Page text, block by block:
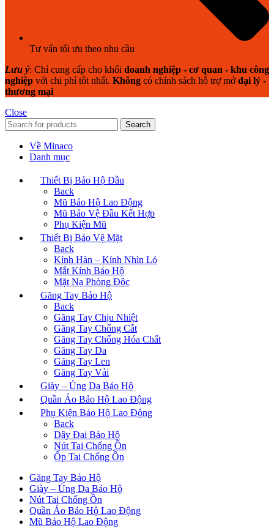
Tư vấn tối ưu theo nhu cầu
Lưu ý: Chỉ cung cấp cho khối doanh nghiệp - cơ quan - khu công
nghiệp với chi phí tốt nhất. Không có chính sách hỗ trợ mởđại lý -
thương mại
Close
Search
Về Minaco
Danh mục
Thiết Bị Bảo Hộ Đầu
Back
Mũ Bảo Hộ Lao Động
Mũ Bảo Vệ Đầu Kết Hợp
Phụ Kiện Mũ
Thiết Bị Bảo Vệ Mặt
Back
Kính Hàn – Kính Nhìn Ló
Mắt Kính Bảo Hộ
Mặt Nạ Phòng Độc
Găng Tay Bảo Hộ
Back
Găng Tay Chịu Nhiệt
Găng Tay Chống Cắt
Găng Tay Chống Hóa Chất
Găng Tay Da
Găng Tay Len
Găng Tay Vải
Giày – Ủng Da Bảo Hộ
Quần Áo Bảo Hộ Lao Động
Phụ Kiện Bảo Hộ Lao Động
Back
Dây Đai Bảo Hộ
Nút Tai Chống Ồn
Ốp Tai Chống Ồn
Găng Tay Bảo Hộ
Giày – Ủng Da Bảo Hộ
Nút Tai Chống Ồn
Quần Áo Bảo Hộ Lao Động
Mũ Bảo Hộ Lao Động